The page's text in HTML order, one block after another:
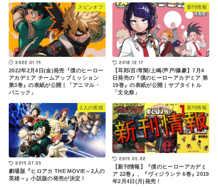
スピンオフ
2022.01.19
2022年2月4日(金)発売『僕のヒーロー
アカデミア チームアップミッション
第3巻』の表紙が公開｜「アニマル・
パニック」
新刊情報
2018.12.17
【耳郎/百/常闇/上鳴/芦戸/爆豪】7月4
日発売の『僕のヒーローアカデミア 第
19巻』の表紙が公開｜サブタイトル
「文化祭」
2人の英雄
2019.07.05
劇場版『ヒロアカ THE MOVIE～2人の
英雄～』小説版の発売が決定！
新刊情報
2019.05.02
【新刊情報】『僕のヒーローアカデミ
ア 22巻』、『ヴィジランテ 6巻』2019
年2月4日(月)発売！